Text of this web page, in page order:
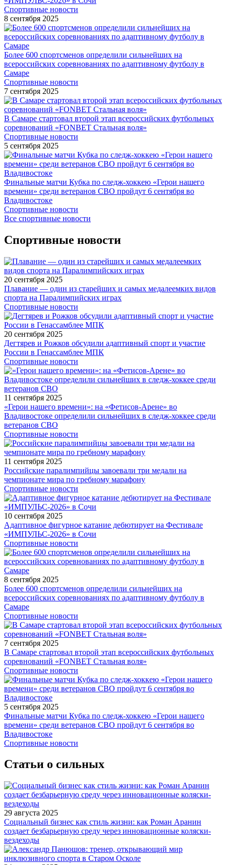
Спортивные новости
8 сентября 2025
Более 600 спортсменов определили сильнейших на
всероссийских соревнованиях по адаптивному футболу в
Самаре
Спортивные новости
7 сентября 2025
В Самаре стартовал второй этап всероссийских футбольных
соревнований «FONBET Стальная воля»
Спортивные новости
5 сентября 2025
Финальные матчи Кубка по следж-хоккею «Герои нашего
времени» среди ветеранов СВО пройдут 6 сентября во
Владивостоке
Спортивные новости
Все спортивные новости
Спортивные новости
20 сентября 2025
Плавание — один из старейших и самых медалеемких видов
спорта на Паралимпийских играх
Спортивные новости
20 сентября 2025
Дегтярев и Рожков обсудили адаптивный спорт и участие
России в Генассамблее МПК
Спортивные новости
11 сентября 2025
«Герои нашего времени»: на «Фетисов-Арене» во
Владивостоке определили сильнейших в следж-хоккее среди
ветеранов СВО
Спортивные новости
11 сентября 2025
Российские паралимпийцы завоевали три медали на
чемпионате мира по гребному марафону
Спортивные новости
10 сентября 2025
Адаптивное фигурное катание дебютирует на Фестивале
«ИМПУЛЬС-2026» в Сочи
Спортивные новости
8 сентября 2025
Более 600 спортсменов определили сильнейших на
всероссийских соревнованиях по адаптивному футболу в
Самаре
Спортивные новости
7 сентября 2025
В Самаре стартовал второй этап всероссийских футбольных
соревнований «FONBET Стальная воля»
Спортивные новости
5 сентября 2025
Финальные матчи Кубка по следж-хоккею «Герои нашего
времени» среди ветеранов СВО пройдут 6 сентября во
Владивостоке
Спортивные новости
Статьи о сильных
29 августа 2025
Социальный бизнес как стиль жизни: как Роман Аранин
создает безбарьерную среду через инновационные коляски-
вездеходы